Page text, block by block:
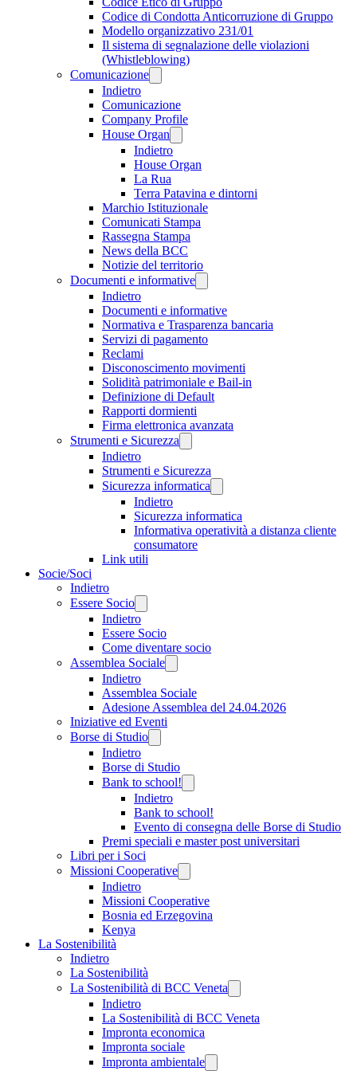
Codice di Condotta Anticorruzione di Gruppo
Modello organizzativo 231/01
Il sistema di segnalazione delle violazioni
(Whistleblowing)
Comunicazione
Indietro
Comunicazione
Company Profile
House Organ
Indietro
House Organ
La Rua
Terra Patavina e dintorni
Marchio Istituzionale
Comunicati Stampa
Rassegna Stampa
News della BCC
Notizie del territorio
Documenti e informative
Indietro
Documenti e informative
Normativa e Trasparenza bancaria
Servizi di pagamento
Reclami
Disconoscimento movimenti
Solidità patrimoniale e Bail-in
Definizione di Default
Rapporti dormienti
Firma elettronica avanzata
Strumenti e Sicurezza
Indietro
Strumenti e Sicurezza
Sicurezza informatica
Indietro
Sicurezza informatica
Informativa operatività a distanza cliente
consumatore
Link utili
Socie/Soci
Indietro
Essere Socio
Indietro
Essere Socio
Come diventare socio
Assemblea Sociale
Indietro
Assemblea Sociale
Adesione Assemblea del 24.04.2026
Iniziative ed Eventi
Borse di Studio
Indietro
Borse di Studio
Bank to school!
Indietro
Bank to school!
Evento di consegna delle Borse di Studio
Premi speciali e master post universitari
Libri per i Soci
Missioni Cooperative
Indietro
Missioni Cooperative
Bosnia ed Erzegovina
Kenya
La Sostenibilità
Indietro
La Sostenibilità
La Sostenibilità di BCC Veneta
Indietro
La Sostenibilità di BCC Veneta
Impronta economica
Impronta sociale
Impronta ambientale